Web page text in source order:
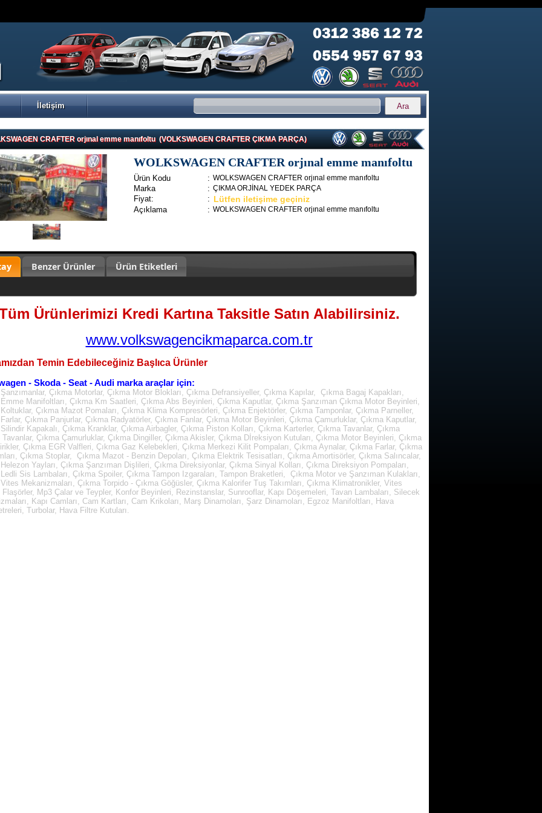
İletişim
CRAFTER orjınal emme manıfoltu (VOLKSWAGEN CRAFTER ÇIKMA PARÇA)
WOLKSWAGEN CRAFTER orjınal emme manıfoltu
Ürün Kodu : WOLKSWAGEN CRAFTER orjınal emme manıfoltu
Marka : ÇIKMA ORJİNAL YEDEK PARÇA
Fiyat: : Lütfen iletişime geçiniz
Açıklama : WOLKSWAGEN CRAFTER orjınal emme manıfoltu
Benzer Ürünler Ürün Etiketleri
Ürünlerimizi Kredi Kartına Taksitle Satın Alabilirsiniz.
www.volkswagencikmaparca.com.tr
Temin Edebileceğiniz Başlıca Ürünler
- Skoda - Seat - Audi marka araçlar için:
Çıkma Motorlar, Çıkma Motor Blokları, Çıkma Defransiyeller, Çıkma Kapılar, Çıkma Bagaj Kapakları,
Emme Manifoltları, Çıkma Km Saatleri, Çıkma Abs Beyinleri, Çıkma Kaputlar, Çıkma Şanzıman Çıkma Motor Beyinleri,
Koltuklar, Çıkma Mazot Pomaları, Çıkma Klima Kompresörleri, Çıkma Enjektörler, Çıkma Tamponlar, Çıkma Parneller,
Farlar, Çıkma Panjurlar, Çıkma Radyatörler, Çıkma Fanlar, Çıkma Motor Beyinleri, Çıkma Çamurluklar, Çıkma Kaputlar,
Kapakalı, Çıkma Kranklar, Çıkma Airbagler, Çıkma Piston Kolları, Çıkma Karterler, Çıkma Tavanlar, Çıkma
Tavanlar, Çıkma Çamurluklar, Çıkma Dingiller, Çıkma Akisler, Çıkma Dİreksiyon Kutuları, Çıkma Motor Beyinleri, Çıkma
Çıkma EGR Valfleri, Çıkma Gaz Kelebekleri, Çıkma Merkezi Kilit Pompaları, Çıkma Aynalar, Çıkma Farlar, Çıkma
Çıkma Stoplar, Çıkma Mazot - Benzin Depoları, Çıkma Elektrik Tesisatları, Çıkma Amortisörler, Çıkma Salıncalar,
Helezon Yayları, Çıkma Şanzıman Dişlileri, Çıkma Direksiyonlar, Çıkma Sinyal Kolları, Çıkma Direksiyon Pompaları,
Ledli Sis Lambaları, Çıkma Spoiler, Çıkma Tampon Izgaraları, Tampon Braketleri, Çıkma Motor ve Şanzıman Kulakları,
Vites Mekanizmaları, Çıkma Torpido - Çıkma Göğüsler, Çıkma Kalorifer Tuş Takımları, Çıkma Klimatronikler, Vites
Flaşörler, Mp3 Çalar ve Teypler, Konfor Beyinleri, Rezinstanslar, Sunrooflar, Kapı Döşemeleri, Tavan Lambaları, Silecek
Kapı Camları, Cam Kartları, Cam Krikoları, Marş Dinamoları, Şarz Dinamoları, Egzoz Manifoltları, Hava
Turbolar, Hava Filtre Kutuları.